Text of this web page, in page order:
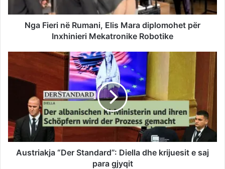
Nga Fieri në Rumani, Elis Mara diplomohet për
Inxhinieri Mekatronike Robotike
Austriakja “Der Standard”: Diella dhe krijuesit e saj
para gjyqit